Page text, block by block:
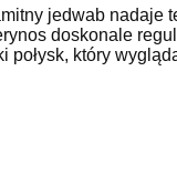
do koszyka
jedwab nadaje
doskonale
połysk, który